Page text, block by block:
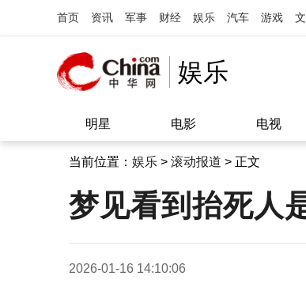
首页 资讯 军事 财经 娱乐 汽车 游戏
娱乐
明星 电影 电视
当前位置： 娱乐 > 滚动报道 > 正文
梦见看到抬死人
2026-01-16 14:10:06